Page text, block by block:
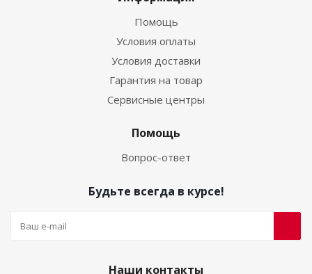
Помощь
Условия оплаты
Условия доставки
Гарантия на товар
Сервисные центры
Помощь
Вопрос-ответ
Будьте всегда в курсе!
Наши контакты